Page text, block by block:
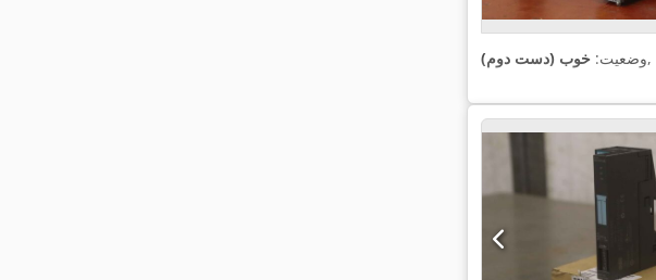
وضعیت: خوب (دست دوم) ,